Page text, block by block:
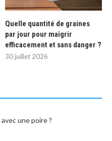
Quelle quantité de graines
par jour pour maigrir
efficacement et sans danger ?
30 juillet 2026
une poire ?